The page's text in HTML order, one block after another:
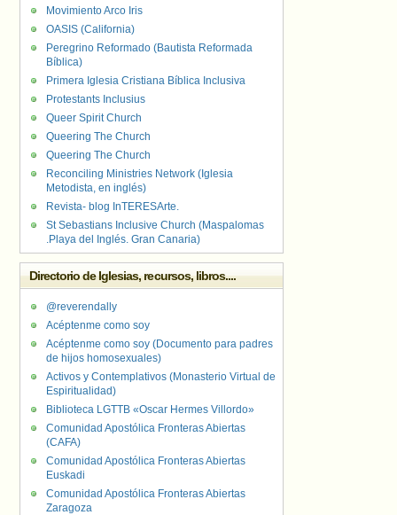
Movimiento Arco Iris
OASIS (California)
Peregrino Reformado (Bautista Reformada
Bíblica)
Primera Iglesia Cristiana Bíblica Inclusiva
Protestants Inclusius
Queer Spirit Church
Queering The Church
Queering The Church
Reconciling Ministries Network (Iglesia
Metodista, en inglés)
Revista- blog InTERESArte.
St Sebastians Inclusive Church (Maspalomas
.Playa del Inglés. Gran Canaria)
Directorio de Iglesias, recursos, libros....
@reverendally
Acéptenme como soy
Acéptenme como soy (Documento para padres
de hijos homosexuales)
Activos y Contemplativos (Monasterio Virtual de
Espiritualidad)
Biblioteca LGTTB «Oscar Hermes Villordo»
Comunidad Apostólica Fronteras Abiertas
(CAFA)
Comunidad Apostólica Fronteras Abiertas
Euskadi
Comunidad Apostólica Fronteras Abiertas
Zaragoza